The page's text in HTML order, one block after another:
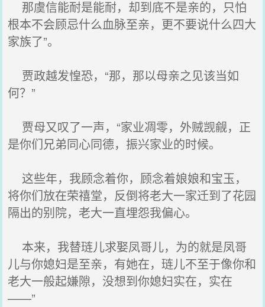
那虞信能耐是能耐，却到底不是亲的，只怕
根本不会顾忌什么血脉至亲，更不要说什么四大
家族了”。
贾政越发惶恐，“那，那以母亲之见该当如
何？”
贾母又叹了一声，“家业凋零，外贼觊觎，正
是你们兄弟同心同德，振兴家业的时候。
这些年，我顾念着你，顾念着娘娘和宝玉，
将你们放在荣禧堂，反倒将老大一家迁到了花园
隔出的别院，老大一直埋怨我偏心。
本来，我替琏儿求娶凤哥儿，为的就是凤哥
儿与你媳妇是至亲，有她在，琏儿不至于像你和
老大一般起嫌隙，没想到你媳妇实在，实在
——”